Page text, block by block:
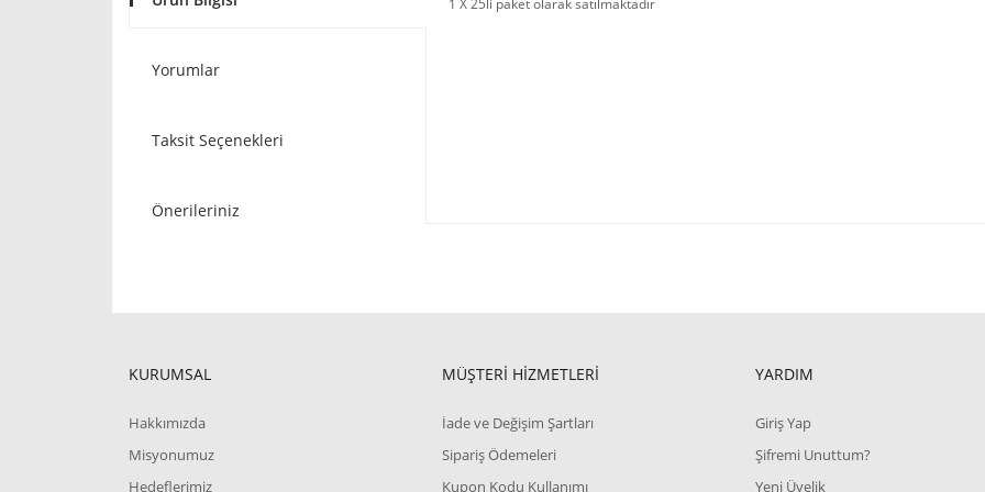
Yorumlar
Taksit Seçenekleri
Önerileriniz
1 X 25li paket olarak satılmaktadır
KURUMSAL
Hakkımızda
Misyonumuz
Hedeflerimiz
MÜŞTERİ HİZMETLERİ
İade ve Değişim Şartları
Sipariş Ödemeleri
Kupon Kodu Kullanımı
YARDIM
Giriş Yap
Şifremi Unuttum?
Yeni Üyelik